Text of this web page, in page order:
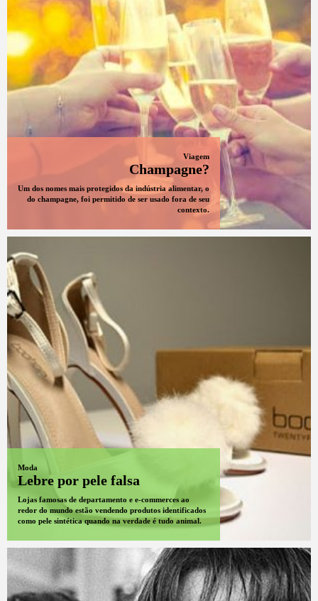
Viagem
Champagne?
Um dos nomes mais protegidos da indústria alimentar, o
do champagne, foi permitido de ser usado fora de seu
contexto.
Moda
Lebre por pele falsa
Lojas famosas de departamento e e-commerces ao
redor do mundo estão vendendo produtos identificados
como pele sintética quando na verdade é tudo animal.